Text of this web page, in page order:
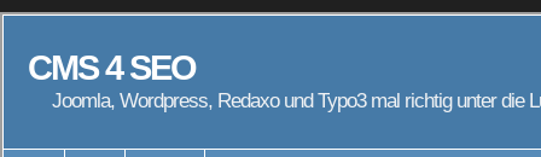
CMS 4 SEO
Joomla, Wordpress, Redaxo und Typo3 mal richtig unter die